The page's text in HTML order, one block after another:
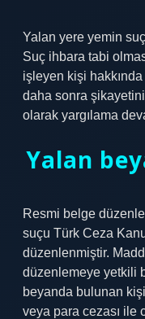
Yalan yere yemin
Suç ihbara tabi
işleyen kişi
daha sonra
olarak yargılama
Yalan
Resmi belge
suçu Türk Ceza
düzenlenmiştir.
düzenlemeye yetkili
beyanda bulunan
veya para cezası ile